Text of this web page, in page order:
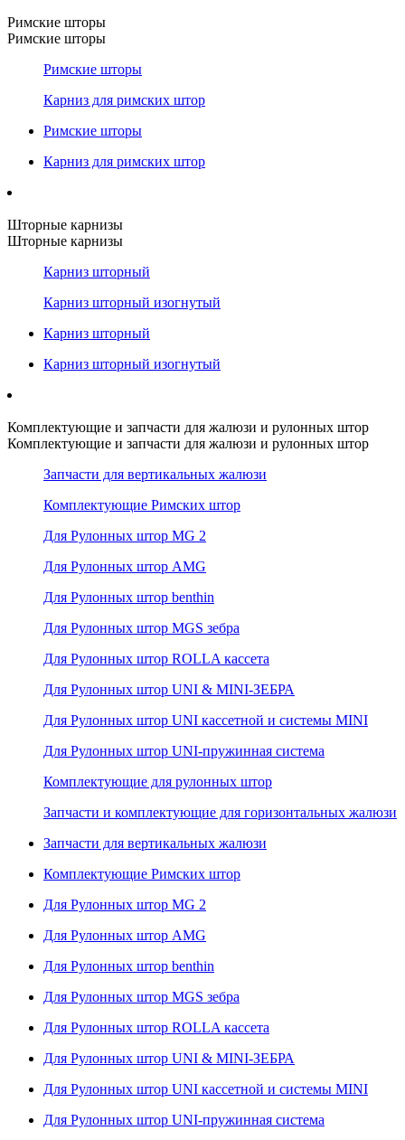
Римские шторы
Римские шторы
Римские шторы
Карниз для римских штор
Римские шторы
Карниз для римских штор
Шторные карнизы
Шторные карнизы
Карниз шторный
Карниз шторный изогнутый
Карниз шторный
Карниз шторный изогнутый
Комплектующие и запчасти для жалюзи и рулонных штор
Комплектующие и запчасти для жалюзи и рулонных штор
Запчасти для вертикальных жалюзи
Комплектующие Римских штор
Для Рулонных штор MG 2
Для Рулонных штор AMG
Для Рулонных штор benthin
Для Рулонных штор MGS зебра
Для Рулонных штор ROLLA кассета
Для Рулонных штор UNI & MINI-ЗЕБРА
Для Рулонных штор UNI кассетной и системы MINI
Для Рулонных штор UNI-пружинная система
Комплектующие для рулонных штор
Запчасти и комплектующие для горизонтальных жалюзи
Запчасти для вертикальных жалюзи
Комплектующие Римских штор
Для Рулонных штор MG 2
Для Рулонных штор AMG
Для Рулонных штор benthin
Для Рулонных штор MGS зебра
Для Рулонных штор ROLLA кассета
Для Рулонных штор UNI & MINI-ЗЕБРА
Для Рулонных штор UNI кассетной и системы MINI
Для Рулонных штор UNI-пружинная система